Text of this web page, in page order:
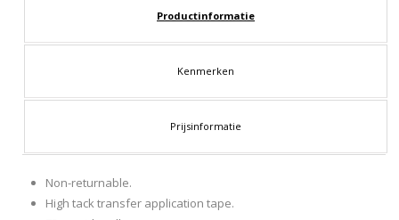
Productinformatie
Kenmerken
Prijsinformatie
Non-returnable.
High tack transfer application tape.